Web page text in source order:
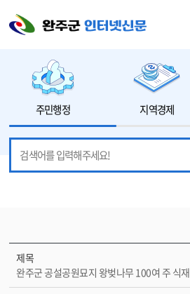
주민행정 지역경제
제목
완주군 공설공원묘지 왕벚나무 100여 주 식재